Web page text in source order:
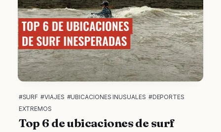
#SURF #VIAJES #UBICACIONES INUSUALES #DEPORTES
EXTREMOS
Top 6 de ubicaciones de surf